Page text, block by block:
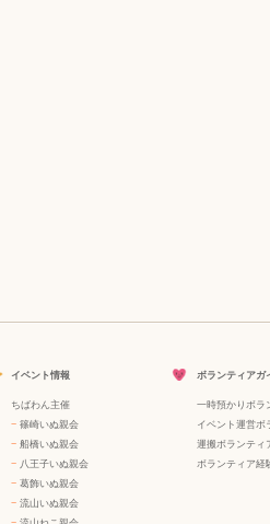
イベント情報
ちばわん主催
− 篠崎いぬ親会
− 船橋いぬ親会
− 八王子いぬ親会
− 葛飾いぬ親会
− 流山いぬ親会
ボランティアガ
一時預かりボラ
イベント運営ボ
運搬ボランティ
ボランティア経